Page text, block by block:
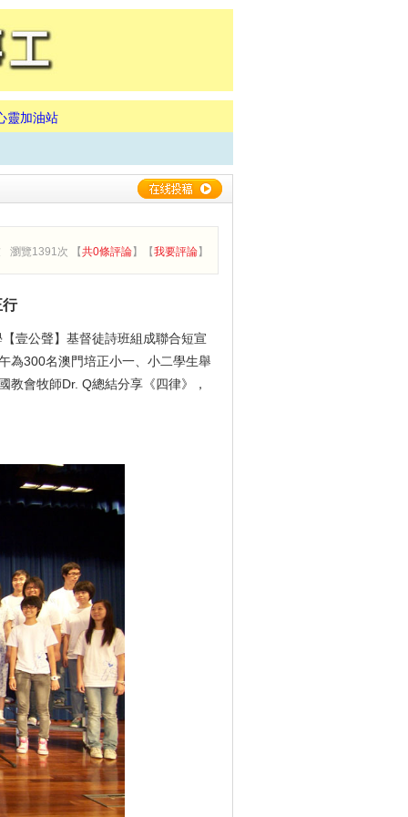
靈加油站
瀏覽1391次 【共0條評論】【我要評論】
壹公聲】基督徒詩班組成聯合短宣
為300名澳門培正小一、小二學生舉
會牧師Dr. Q總結分享《四律》，